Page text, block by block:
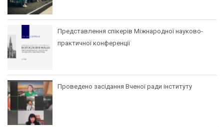
Представлення спікерів Міжнародної науково-
практичної конференції
Проведено засідання Вченої ради інституту